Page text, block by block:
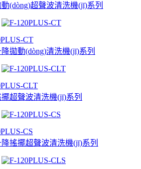
(dòng)超聲波清洗機(jī)系列
CT
拋動(dòng)清洗機(jī)系列
CLT
超聲波清洗機(jī)系列
CS
搖擺超聲波清洗機(jī)系列